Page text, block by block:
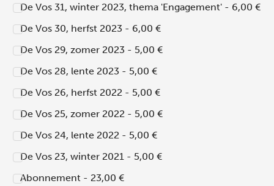
De Vos 31, winter 2023, thema 'Engagement' - 6,00 €
De Vos 30, herfst 2023 - 6,00 €
De Vos 29, zomer 2023 - 5,00 €
De Vos 28, lente 2023 - 5,00 €
De Vos 26, herfst 2022 - 5,00 €
De Vos 25, zomer 2022 - 5,00 €
De Vos 24, lente 2022 - 5,00 €
De Vos 23, winter 2021 - 5,00 €
Abonnement - 23,00 €